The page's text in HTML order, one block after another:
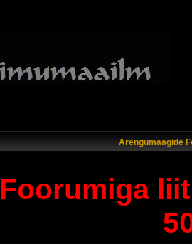
Arengumaagide
Foorumiga